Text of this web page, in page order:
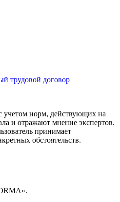
трудовой договор
учетом норм, действующих на
и отражают мнение экспертов.
принимает
обстоятельств.